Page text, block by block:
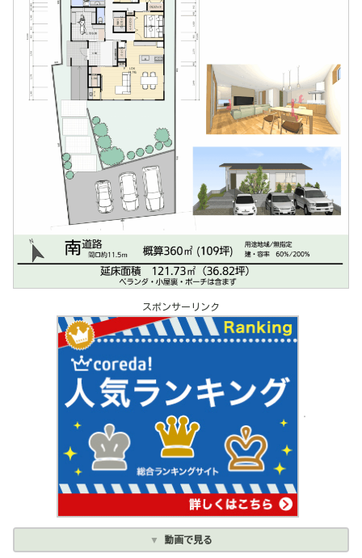
スポンサーリンク
動画で見る